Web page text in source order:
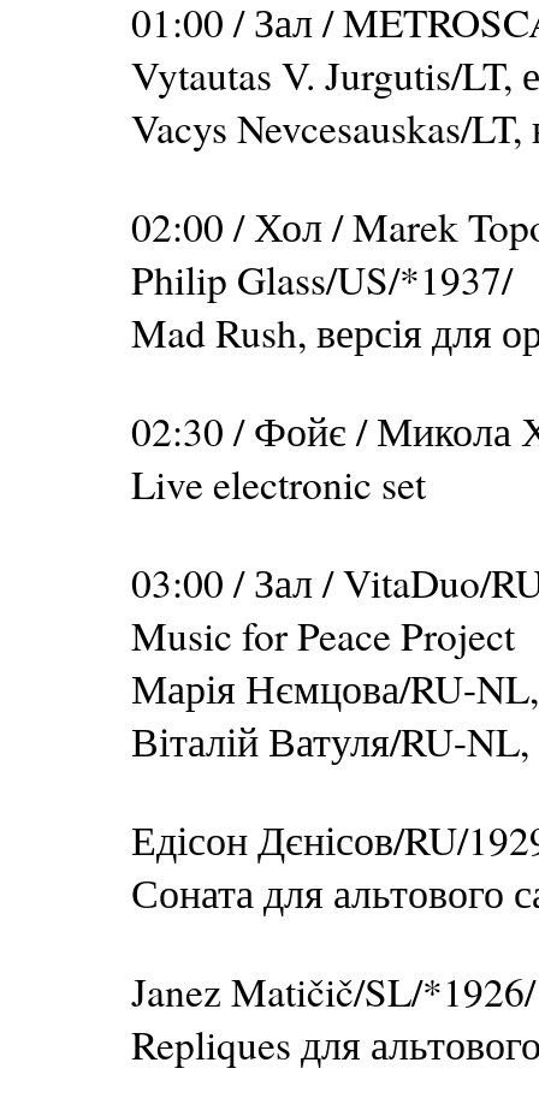
01:00 / Зал /
Vytautas V. Jurgutis/LT,
Vacys Nevcesauskas/LT,
02:00 / Хол / Marek
Philip Glass/US/*1937/
Mad Rush, версія для
02:30 / Фойє / Микола
Live electronic set
03:00 / Зал / VitaDuo/
Music for Peace Project
Марія Нємцова/RU-
Віталій Ватуля/RU-
Едісон Дєнісов/RU/
Соната для альтового
Janez Matičič/SL/*1926/
Repliques для